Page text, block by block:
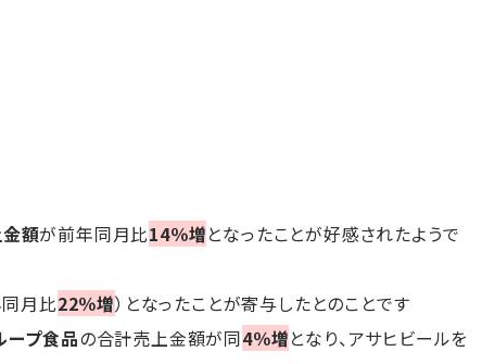
額が前年同月比14％増となったことが好感されたようで
月比22％増）となったことが寄与したとのことです
ープ食品の合計売上金額が同4％増となり、アサヒビールを